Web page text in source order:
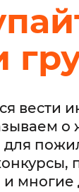
вести
для
и многие